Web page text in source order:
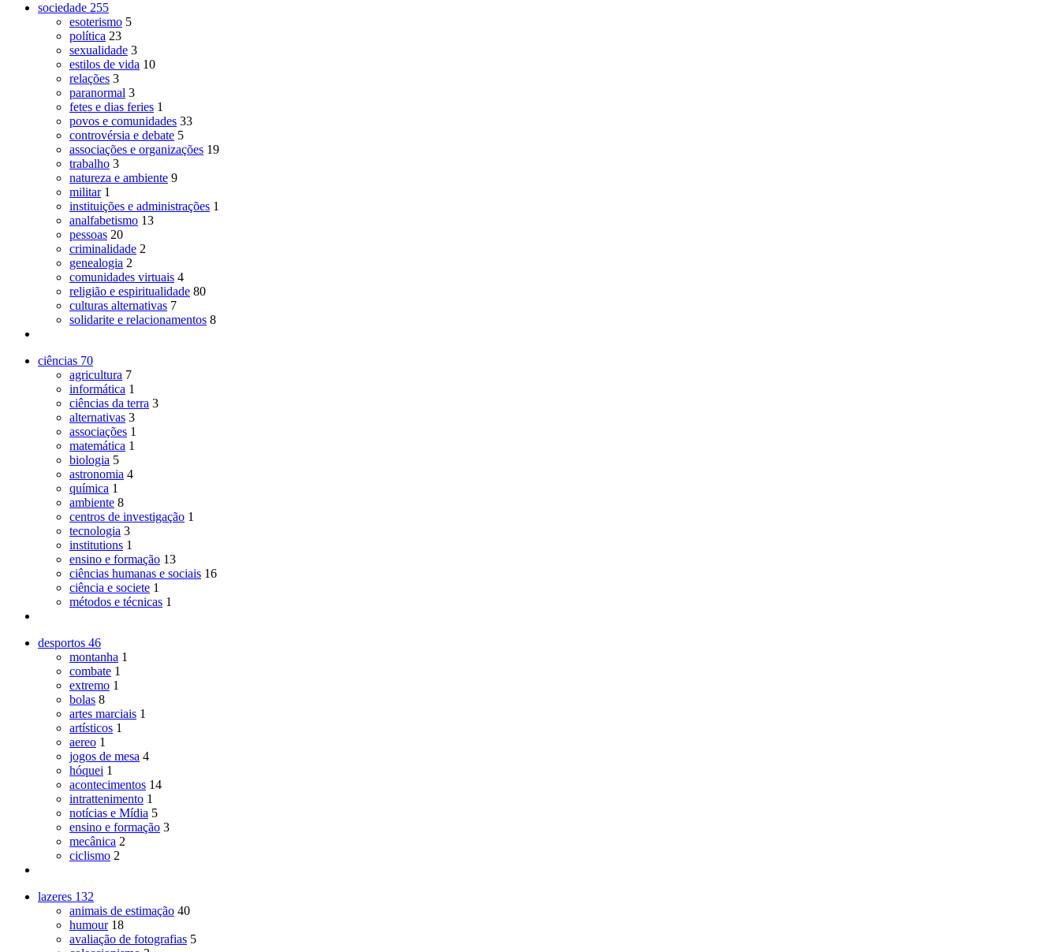
sociedade 255
esoterismo 5
política 23
sexualidade 3
estilos de vida 10
relações 3
paranormal 3
fetes e dias feries 1
povos e comunidades 33
controvérsia e debate 5
associações e organizações 19
trabalho 3
natureza e ambiente 9
militar 1
instituições e administrações 1
analfabetismo 13
pessoas 20
criminalidade 2
genealogia 2
comunidades virtuais 4
religião e espiritualidade 80
culturas alternativas 7
solidarite e relacionamentos 8
ciências 70
agricultura 7
informática 1
ciências da terra 3
alternativas 3
associações 1
matemática 1
biologia 5
astronomia 4
química 1
ambiente 8
centros de investigação 1
tecnologia 3
institutions 1
ensino e formação 13
ciências humanas e sociais 16
ciência e societe 1
métodos e técnicas 1
desportos 46
montanha 1
combate 1
extremo 1
bolas 8
artes marciais 1
artísticos 1
aereo 1
jogos de mesa 4
hóquei 1
acontecimentos 14
intrattenimento 1
notícias e Mídia 5
ensino e formação 3
mecânica 2
ciclismo 2
lazeres 132
animais de estimação 40
humour 18
avaliação de fotografias 5